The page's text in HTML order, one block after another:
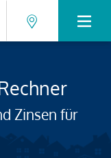
Zinsen für